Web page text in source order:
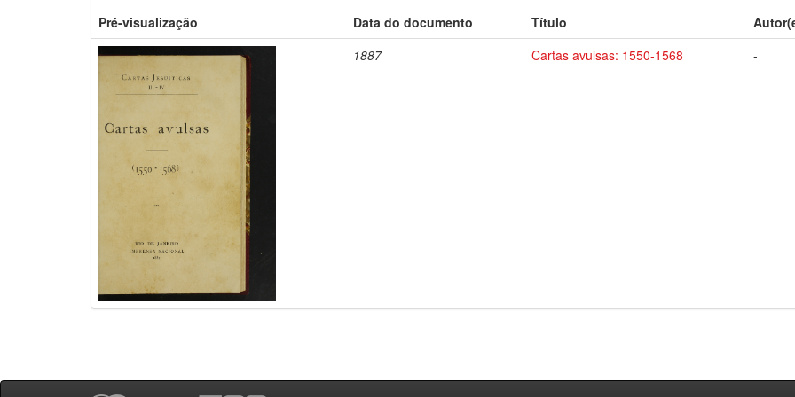
Pré-visualização Data do documento Título
1887
Cartas avulsas: 1550-1568 -